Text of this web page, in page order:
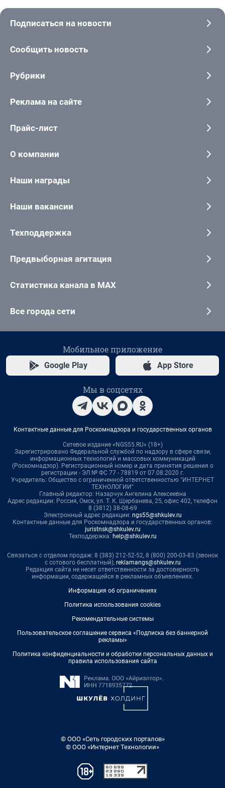
Подписаться на новости
Сообщить новость
Рубрики
Реклама на сайте
Прайс-лист
О компании
Наши награды
Наши вакансии
Техподдержка
Предвыборная агитация
Статистика канала в MAX
Все города сети
Мобильное приложение
Google Play App Store
Мы в соцсетях
Контактные данные для Роскомнадзора и государственных органов
Сетевое издание «NGS55.RU» (18+)
Зарегистрировано Федеральной службой по надзору в сфере связи,
информационных технологий и массовых коммуникаций
(Роскомнадзор). Регистрационный номер и дата принятия решения о
регистрации - ЭЛ № ФС 77 - 78819 от 07.08.2020 г.
Учредитель: Общество с ограниченной ответственностью "ИНТЕРНЕТ
ТЕХНОЛОГИИ"
Главный редактор: Назарчук Ангелина Алексеевна
Адрес редакции: Россия, Омск, ул. Т. К. Щербанева, 25, офис 402, телефон
8 (3812) 38-08-69
Электронный адрес редакции: ngs55@shkulev.ru
Контактные данные для Роскомнадзора и государственных органов:
juristnsk@shkulev.ru
Техподдержка: help@shkulev.ru
Связаться с отделом продаж: 8 (383) 212-52-52, 8 (800) 200-03-83 (звонок
с сотового бесплатный), reklamangs@shkulev.ru
Редакция сайта не несет ответственности за достоверность
информации, содержащейся в рекламных объявлениях.
Информация об ограничениях
Политика использования cookies
Рекомендательные системы
Пользовательское соглашение сервиса «Подписка без баннерной
рекламы»
Политика конфиденциальности и обработки персональных данных и
правила использования сайта
© ООО «Сеть городских порталов»
© ООО «Интернет Технологии»